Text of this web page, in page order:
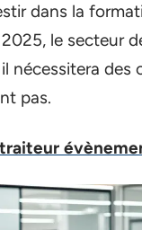
dans la
le secteur
nécessitera des
pas.